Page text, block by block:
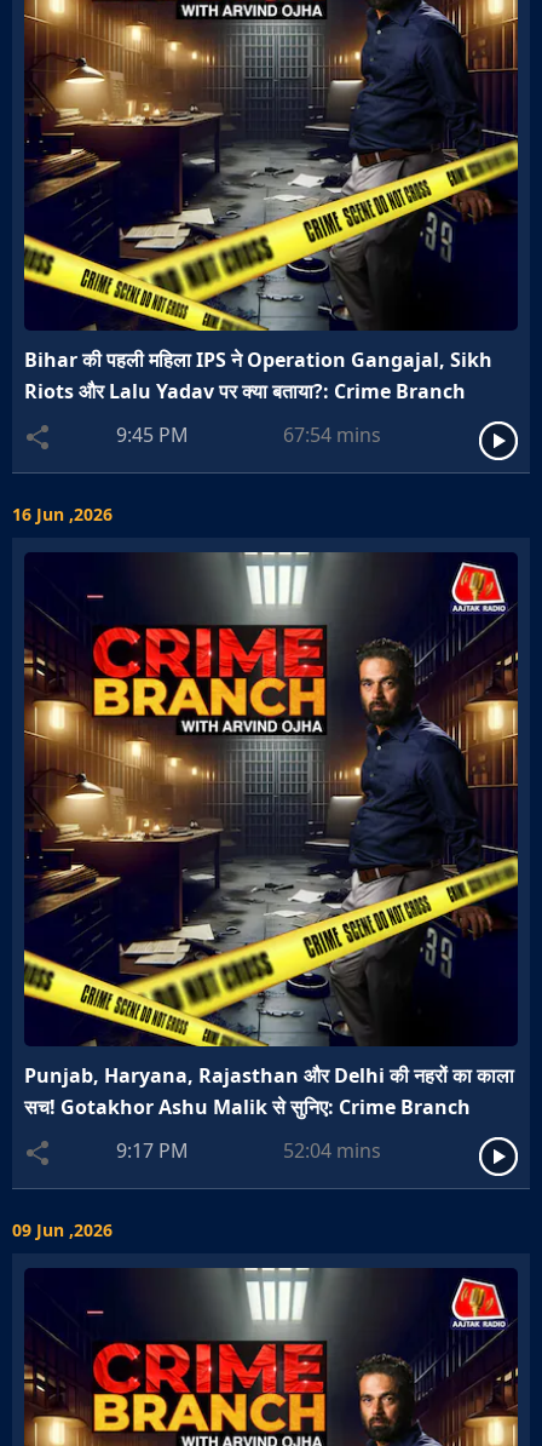
Bihar की पहली महिला IPS ने Operation Gangajal, Sikh
Riots और Lalu Yadav पर क्या बताया?: Crime Branch
9:45 PM
67:54 mins
16 Jun ,2026
Punjab, Haryana, Rajasthan और Delhi की नहरों का काला
सच! Gotakhor Ashu Malik से सुनिए: Crime Branch
9:17 PM
52:04 mins
09 Jun ,2026